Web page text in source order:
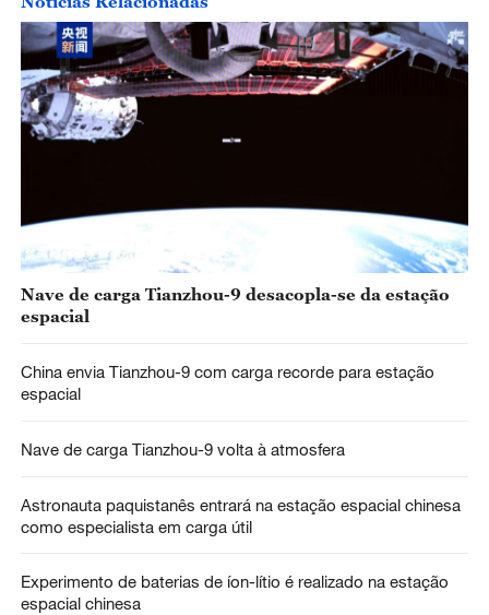
Nave de carga Tianzhou-9 desacopla-se da estação
espacial
China envia Tianzhou-9 com carga recorde para estação
espacial
Nave de carga Tianzhou-9 volta à atmosfera
Astronauta paquistanês entrará na estação espacial chinesa
como especialista em carga útil
Experimento de baterias de íon-lítio é realizado na estação
espacial chinesa